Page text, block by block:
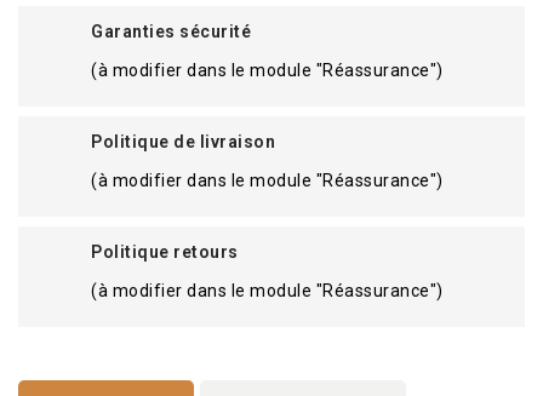
Garanties sécurité
(à modifier dans le module "Réassurance")
Politique de livraison
(à modifier dans le module "Réassurance")
Politique retours
(à modifier dans le module "Réassurance")